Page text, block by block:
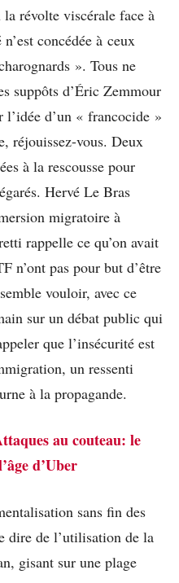
révolte viscérale face à
concédée à ceux
». Tous ne
suppôts d’Éric Zemmour
d’un « francocide »
réjouissez-vous. Deux
à la rescousse pour
Hervé Le Bras
migratoire à
rappelle ce qu’on avait
n’ont pas pour but d’être
vouloir, avec ce
sur un débat public qui
que l’insécurité est
un ressenti
à la propagande.
au couteau: le
d’Uber
sans fin des
dire de l’utilisation de la
gisant sur une plage